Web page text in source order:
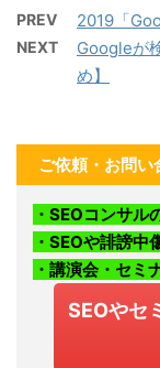
PREV 2019「
NEXT
Googleが
め】
ご依頼・お問い
・SEOコンサル
・SEOや誹謗中
・講演会・セミ
SEOやセ